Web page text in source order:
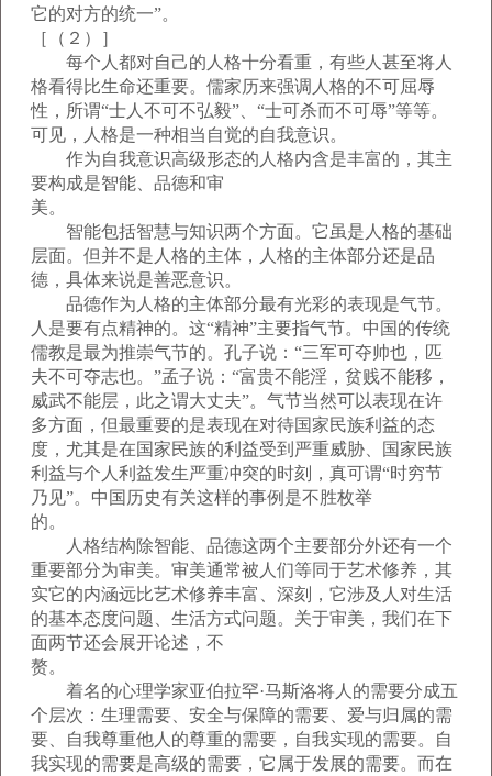
它的对方的统一”。
［（２）］
每个人都对自己的人格十分看重，有些人甚至将人
格看得比生命还重要。儒家历来强调人格的不可屈辱
性，所谓“士人不可不弘毅”、“士可杀而不可辱”等等。
可见，人格是一种相当自觉的自我意识。
作为自我意识高级形态的人格内含是丰富的，其主
要构成是智能、品德和审
美。
智能包括智慧与知识两个方面。它虽是人格的基础
层面。但并不是人格的主体，人格的主体部分还是品
德，具体来说是善恶意识。
品德作为人格的主体部分最有光彩的表现是气节。
人是要有点精神的。这“精神”主要指气节。中国的传统
儒教是最为推崇气节的。孔子说：“三军可夺帅也，匹
夫不可夺志也。”孟子说：“富贵不能淫，贫贱不能移，
威武不能层，此之谓大丈夫”。气节当然可以表现在许
多方面，但最重要的是表现在对待国家民族利益的态
度，尤其是在国家民族的利益受到严重威胁、国家民族
利益与个人利益发生严重冲突的时刻，真可谓“时穷节
乃见”。中国历史有关这样的事例是不胜枚举
的。
人格结构除智能、品德这两个主要部分外还有一个
重要部分为审美。审美通常被人们等同于艺术修养，其
实它的内涵远比艺术修养丰富、深刻，它涉及人对生活
的基本态度问题、生活方式问题。关于审美，我们在下
面两节还会展开论述，不
赘。
着名的心理学家亚伯拉罕·马斯洛将人的需要分成五
个层次：生理需要、安全与保障的需要、爱与归属的需
要、自我尊重他人的尊重的需要，自我实现的需要。自
我实现的需要是高级的需要，它属于发展的需要。而在